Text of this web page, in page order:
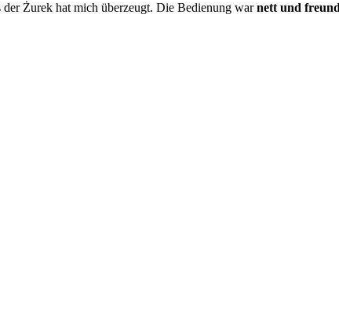
der Żurek hat mich überzeugt. Die Bedienung warnett und